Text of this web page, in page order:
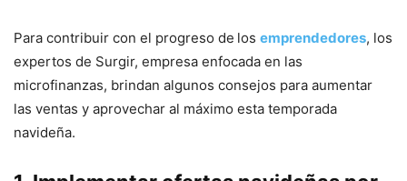
Para contribuir con el progreso de los emprendedores, los
expertos de Surgir, empresa enfocada en las
microfinanzas, brindan algunos consejos para aumentar
las ventas y aprovechar al máximo esta temporada
navideña.